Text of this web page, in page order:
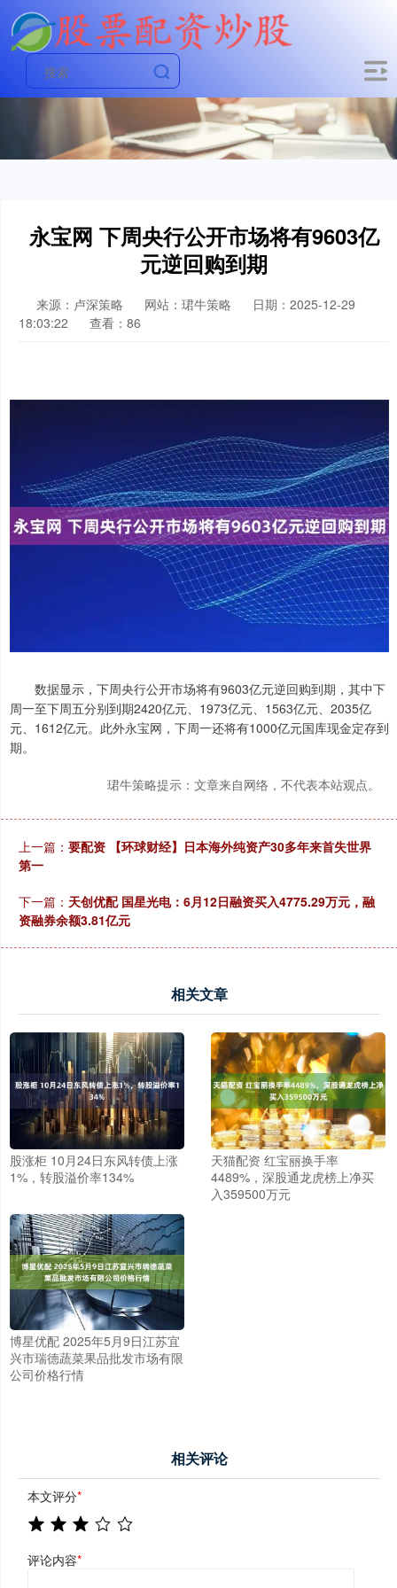
永宝网 下周央行公开市场将有9603亿
元逆回购到期
来源：卢深策略 网站：珺牛策略
日期：2025-12-29
18:03:22
查看：86
数据显示，下周央行公开市场将有9603亿元逆回购到期，其中下
周一至下周五分别到期2420亿元、1973亿元、1563亿元、2035亿
元、1612亿元。此外永宝网，下周一还将有1000亿元国库现金定存到
期。
珺牛策略提示：文章来自网络，不代表本站观点。
上一篇： 要配资 【环球财经】日本海外纯资产30多年来首失世界
第一
下一篇： 天创优配 国星光电：6月12日融资买入4775.29万元，融
资融券余额3.81亿元
相关文章
股涨柜 10月24日东风转债上涨
1%，转股溢价率134%
天猫配资 红宝丽换手率
4489%，深股通龙虎榜上净买
入359500万元
博星优配 2025年5月9日江苏宜
兴市瑞德蔬菜果品批发市场有限
公司价格行情
相关评论
本文评分*
评论内容*